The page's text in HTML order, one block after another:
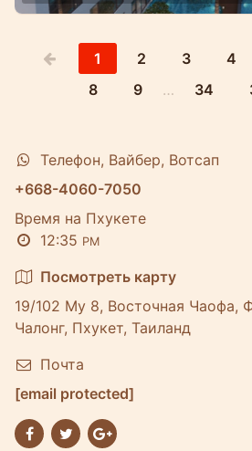
1 2 3 4
8
9 … 34
Телефон, Вайбер, Вотсап
+668-4060-7050
Время на Пхукете
12:35 PM
Посмотреть карту
19/102 Му 8, Восточная Чаофа,
Чалонг, Пхукет, Таиланд
Почта
[email protected]